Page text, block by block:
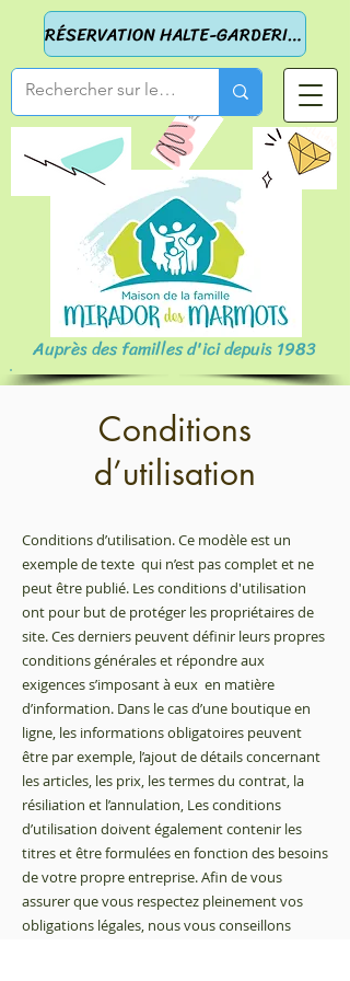
Auprès des familles d'ici depuis 1983
RÉSERVATION HALTE-GARDERIE ET ACTIVITÉS
Conditions
d’utilisation
Conditions d’utilisation. Ce modèle est un
exemple de texte qui n’est pas complet et ne
peut être publié. Les conditions d'utilisation
ont pour but de protéger les propriétaires de
site. Ces derniers peuvent définir leurs propres
conditions générales et répondre aux
exigences s’imposant à eux en matière
d’information. Dans le cas d’une boutique en
ligne, les informations obligatoires peuvent
être par exemple, l’ajout de détails concernant
les articles, les prix, les termes du contrat, la
résiliation et l’annulation, Les conditions
d’utilisation doivent également contenir les
titres et être formulées en fonction des besoins
de votre propre entreprise. Afin de vous
assurer que vous respectez pleinement vos
obligations légales, nous vous conseillons